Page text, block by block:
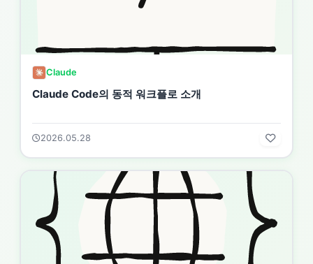
Claude
Claude Code의 동적 워크플로 소개
2026.05.28